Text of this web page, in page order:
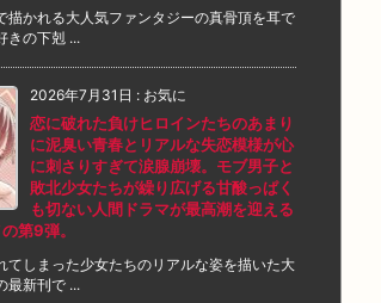
描かれる大人気ファンタジーの真骨頂を耳で
きの下剋 ...
2026年7月31日 : お気に
恋に破れた負けヒロインたちのあまり
に泥臭い青春とリアルな失恋模様が心
に刺さりすぎて涙腺崩壊。モブ男子と
敗北少女たちが繰り広げる甘酸っぱく
も切ない人間ドラマが最高潮を迎える
第9弾。
てしまった少女たちのリアルな姿を描いた大
最新刊で ...